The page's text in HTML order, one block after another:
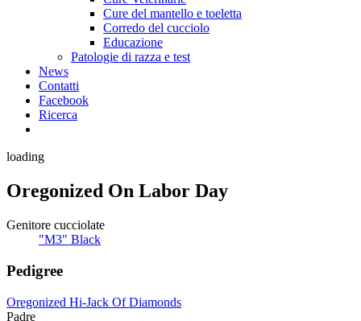
Cure del mantello e toeletta
Corredo del cucciolo
Educazione
Patologie di razza e test
News
Contatti
Facebook
Ricerca
loading
Oregonized On Labor Day
Genitore cucciolate
"M3" Black
Pedigree
Oregonized Hi-Jack Of Diamonds
Padre